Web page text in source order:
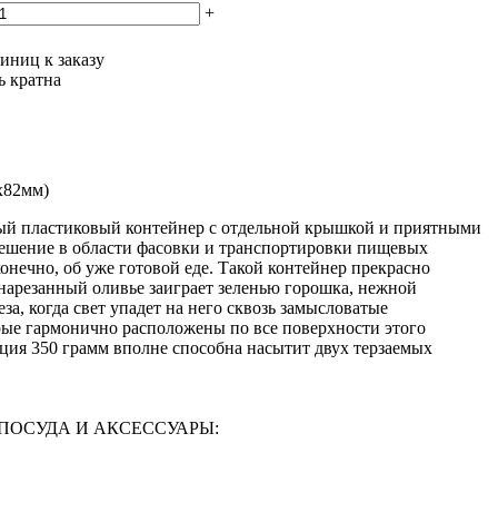
+
к заказу
кратна
пластиковый контейнер с отдельной крышкой и приятными
в области фасовки и транспортировки пищевых
об уже готовой еде. Такой контейнер прекрасно
оливье заиграет зеленью горошка, нежной
когда свет упадет на него сквозь замысловатые
гармонично расположены по все поверхности этого
350 грамм вполне способна насытит двух терзаемых
ПОСУДА И АКСЕССУАРЫ: